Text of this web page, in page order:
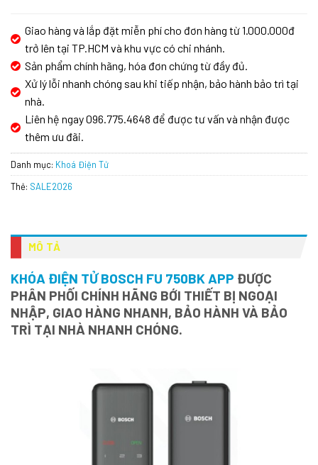
Giao hàng và lắp đặt miễn phí cho đơn hàng từ 1.000.000đ
trở lên tại TP.HCM và khu vực có chi nhánh.
Sản phẩm chính hãng, hóa đơn chứng từ đầy đủ.
Xử lý lỗi nhanh chóng sau khi tiếp nhận, bảo hành bảo trì tại
nhà.
Liên hệ ngay 096.775.4648 để được tư vấn và nhận được
thêm ưu đãi.
Danh mục: Khoá Điện Tử
Thẻ: SALE2026
MÔ TẢ
KHÓA ĐIỆN TỬ BOSCH FU 750BK APP ĐƯỢC
PHÂN PHỐI CHÍNH HÃNG BỚI THIẾT BỊ NGOẠI
NHẬP, GIAO HÀNG NHANH, BẢO HÀNH VÀ BẢO
TRÌ TẠI NHÀ NHANH CHÓNG.